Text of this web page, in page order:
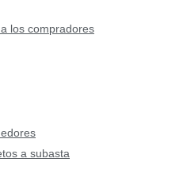
los compradores
a subasta